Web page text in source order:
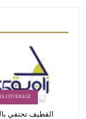
COVERAGE
القطيف تحتفي